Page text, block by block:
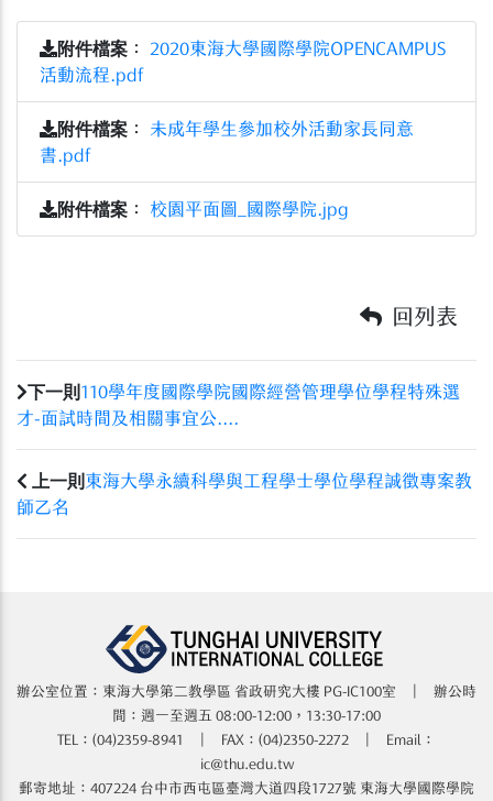
附件檔案 ： 2020東海大學國際學院OPENCAMPUS
活動流程.pdf
附件檔案 ： 未成年學生參加校外活動家長同意
書.pdf
附件檔案 ： 校園平面圖_國際學院.jpg
回列表
下一則 110學年度國際學院國際經營管理學位學程特殊選
才-面試時間及相關事宜公....
上一則 東海大學永續科學與工程學士學位學程誠徵專案教
師乙名
辦公室位置：東海大學第二教學區 省政研究大樓​​​​ PG-IC100室 | 辦公時
間：週一至週五 08:00-12:00，13:30-17:00
TEL：(04)2359-8941 | FAX：(04)2350-2272 | Email：
ic@thu.edu.tw
郵寄地址：407224 台中市西屯區臺灣大道四段1727號 東海大學國際學院